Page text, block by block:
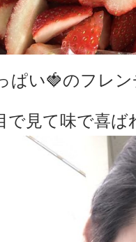
ぱい🍓のフレ
で見て味で喜ば